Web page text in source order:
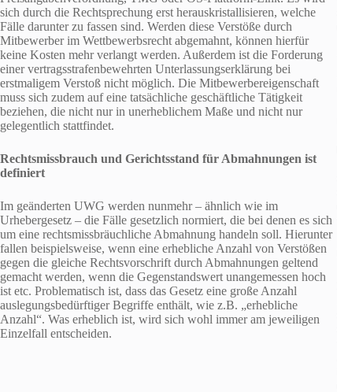
sich durch die Rechtsprechung erst herauskristallisieren, welche
Fälle darunter zu fassen sind. Werden diese Verstöße durch
Mitbewerber im Wettbewerbsrecht abgemahnt, können hierfür
keine Kosten mehr verlangt werden. Außerdem ist die Forderung
einer vertragsstrafenbewehrten Unterlassungserklärung bei
erstmaligem Verstoß nicht möglich. Die Mitbewerbereigenschaft
muss sich zudem auf eine tatsächliche geschäftliche Tätigkeit
beziehen, die nicht nur in unerheblichem Maße und nicht nur
gelegentlich stattfindet.
Rechtsmissbrauch und Gerichtsstand für Abmahnungen ist
definiert
Im geänderten UWG werden nunmehr – ähnlich wie im
Urhebergesetz – die Fälle gesetzlich normiert, die bei denen es sich
um eine rechtsmissbräuchliche Abmahnung handeln soll. Hierunter
fallen beispielsweise, wenn eine erhebliche Anzahl von Verstößen
gegen die gleiche Rechtsvorschrift durch Abmahnungen geltend
gemacht werden, wenn die Gegenstandswert unangemessen hoch
ist etc. Problematisch ist, dass das Gesetz eine große Anzahl
auslegungsbedürftiger Begriffe enthält, wie z.B. „erhebliche
Anzahl“. Was erheblich ist, wird sich wohl immer am jeweiligen
Einzelfall entscheiden.